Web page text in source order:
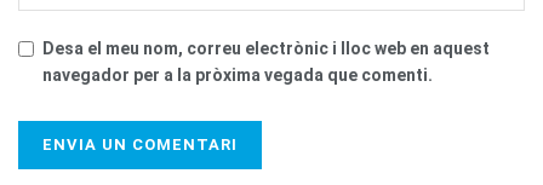
Desa el meu nom, correu electrònic i lloc web en aquest
navegador per a la pròxima vegada que comenti.